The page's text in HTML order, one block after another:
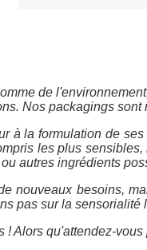
de
Nos packagings
à la formulation de
les plus
autres ingrédients
nouveaux besoins,
pas sur la sensorialité
Alors qu'attendez-